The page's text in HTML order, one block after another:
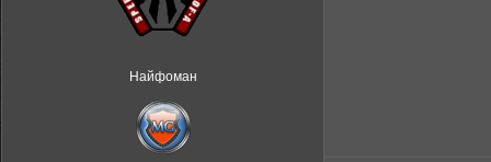
Найфоман